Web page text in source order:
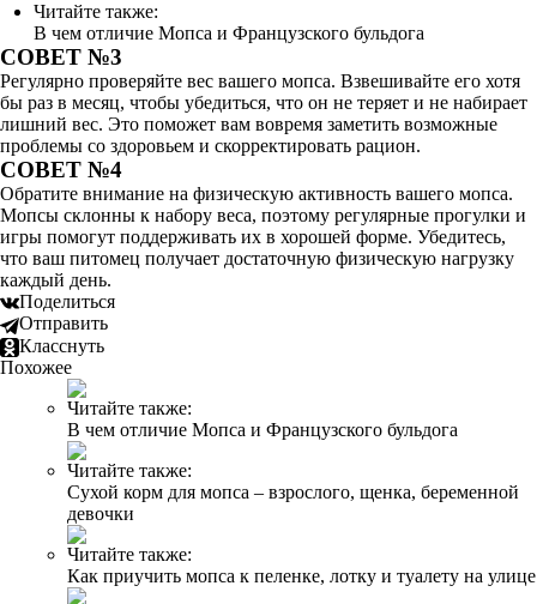
Читайте также:
В чем отличие Мопса и Французского бульдога
СОВЕТ №3
Регулярно проверяйте вес вашего мопса. Взвешивайте его хотя
бы раз в месяц, чтобы убедиться, что он не теряет и не набирает
лишний вес. Это поможет вам вовремя заметить возможные
проблемы со здоровьем и скорректировать рацион.
СОВЕТ №4
Обратите внимание на физическую активность вашего мопса.
Мопсы склонны к набору веса, поэтому регулярные прогулки и
игры помогут поддерживать их в хорошей форме. Убедитесь,
что ваш питомец получает достаточную физическую нагрузку
каждый день.
Поделиться
Отправить
Класснуть
Похожее
Читайте также:
В чем отличие Мопса и Французского бульдога
Читайте также:
Сухой корм для мопса – взрослого, щенка, беременной
девочки
Читайте также:
Как приучить мопса к пеленке, лотку и туалету на улице